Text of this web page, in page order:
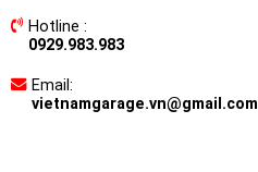
Hotline :
0929.983.983
Email:
vietnamgarage.vn@gmail.com